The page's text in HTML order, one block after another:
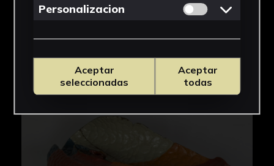
Personalizacion Permitir cookies
Aceptar
seleccionadas
Aceptar
todas